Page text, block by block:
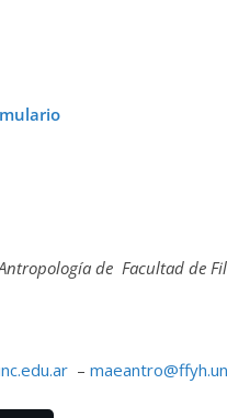
de Facultad de
–